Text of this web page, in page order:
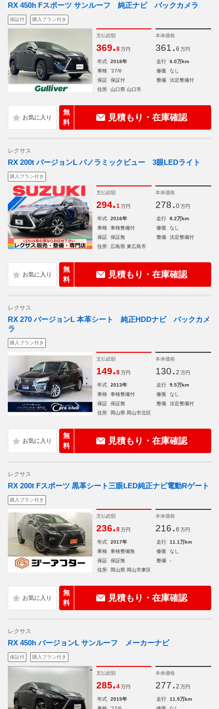
RX 450h Fスポーツ サンルーフ 純正ナビ バックカメラ
保証付 購入プラン付き
支払総額
369.8 万円
本体価格
361. 6 万円
年式 2018年 走行
6.0万km
車検
'27/6 修復
なし
保証
保証付 整備
法定整備付
住所
山口県 山口市
無
料
見積もり・在庫確認
レクサス
RX 200t バージョンL パノラミックビュー 3眼LEDライト
購入プラン付き
支払総額
294.1 万円
本体価格
278. 0 万円
年式 2016年 走行
8.2万km
車検
車検整備付 修復
なし
保証
保証無 整備
法定整備付
住所
広島県 東広島市
無
料
見積もり・在庫確認
レクサス
RX 270 バージョンL 本革シート 純正HDDナビ バックカメ
ラ
購入プラン付き
支払総額
149.8 万円
本体価格
130. 2 万円
年式 2013年 走行
9.5万km
車検
車検整備付 修復
なし
保証
保証無 整備
法定整備付
住所
岡山県 岡山市北区
無
料
見積もり・在庫確認
レクサス
RX 200t Fスポーツ 黒革シート三眼LED純正ナビ電動Rゲート
購入プラン付き
支払総額
236.8 万円
本体価格
216. 6 万円
年式 2017年 走行
11.1万km
車検
車検整備無 修復
なし
保証
保証無 整備
-
住所
岡山県 岡山市東区
無
料
見積もり・在庫確認
レクサス
RX 450h バージョンL サンルーフ メーカーナビ
保証付 購入プラン付き
支払総額
285.4 万円
本体価格
277. 2 万円
年式 2015年 走行
11.9万km